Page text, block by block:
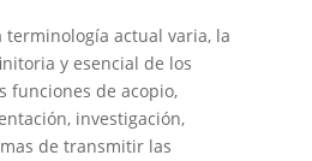
terminología actual varia, la
y esencial de los
funciones de acopio,
investigación,
de transmitir las